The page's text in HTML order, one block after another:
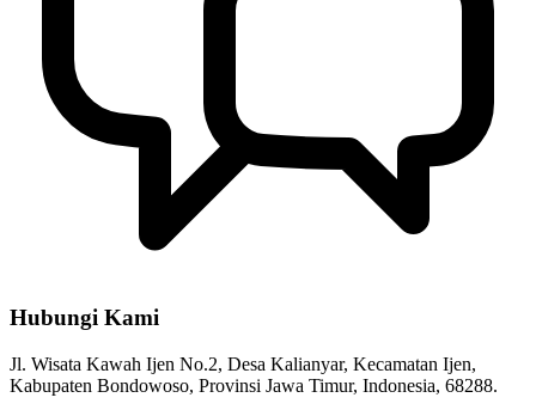
Hubungi Kami
Jl. Wisata Kawah Ijen No.2, Desa Kalianyar, Kecamatan Ijen,
Kabupaten Bondowoso, Provinsi Jawa Timur, Indonesia, 68288.